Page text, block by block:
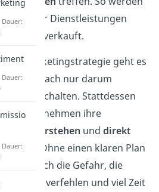
oder Dienstleistungen
verkauft.
Marketingstrategie geht es
nicht einfach nur darum
zu schalten. Stattdessen
Unternehmen ihre
verstehen und direkt
. Ohne einen klaren Plan
nämlich die Gefahr, die
zu verfehlen und viel Zeit
Dauer:
Dauer:
Dauer: